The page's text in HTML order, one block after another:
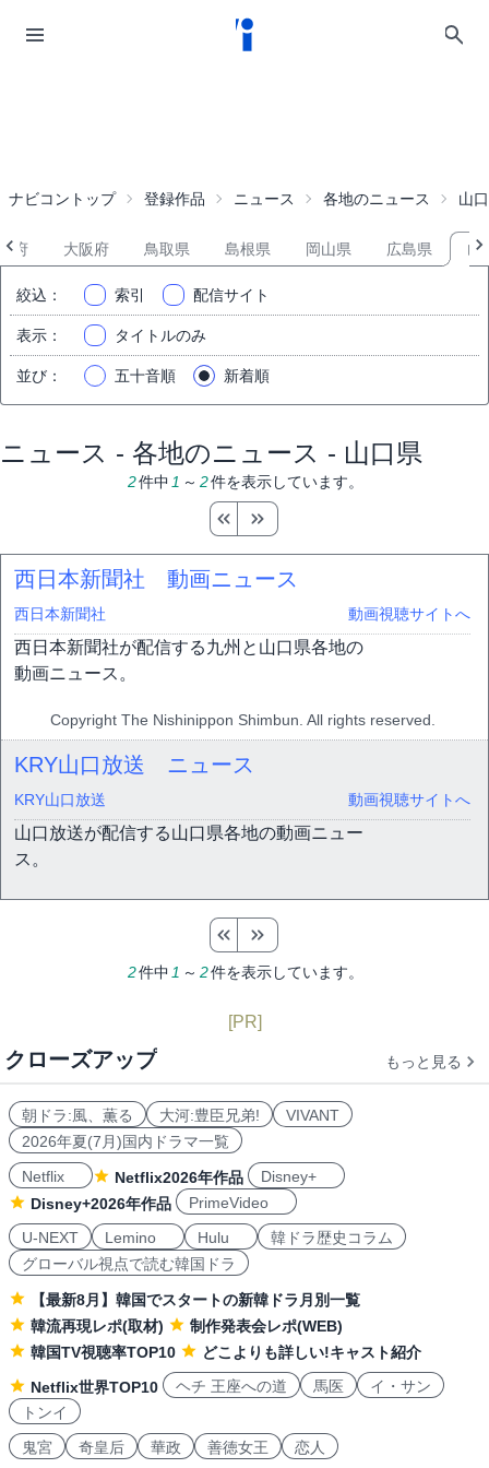
ナビコントップ 登録作品 ニュース 各地のニュース 山
府 大阪府 鳥取県 島根県 岡山県 広島県 山
絞込 ： 索引 配信サイト
表示 ： タイトルのみ
並び ： 五十音順 新着順
ニュース - 各地のニュース - 山口県
2件中 1 ～ 2件を表示しています。
西日本新聞社 動画ニュース
西日本新聞社 動画視聴サイトへ
西日本新聞社が配信する九州と山口県各地の
動画ニュース。
Copyright The Nishinippon Shimbun. All rights reserved.
KRY山口放送 ニュース
KRY山口放送 動画視聴サイトへ
山口放送が配信する山口県各地の動画ニュー
ス。
2件中 1 ～ 2件を表示しています。
[PR]
クローズアップ もっと見る
朝ドラ:風、薫る 大河:豊臣兄弟!
VIVANT
2026年夏(7月)国内ドラマ一覧
Netflix
Netflix2026年作品
Disney+
Disney+2026年作品
PrimeVideo
U-NEXT
Lemino Hulu
韓ドラ歴史コラム
グローバル視点で読む韓国ドラ
【最新8月】韓国でスタートの新韓ドラ月別一覧
韓流再現レポ(取材)
制作発表会レポ(WEB)
韓国TV視聴率TOP10
どこよりも詳しい!キャスト紹介
Netflix世界TOP10
ヘチ 王座への道 馬医
イ・サン
トンイ
鬼宮
奇皇后 華政 善徳女王 恋人